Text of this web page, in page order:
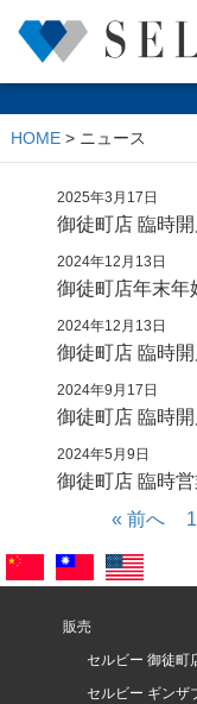
HOME> ニュース
2025年3月17日
御徒町店 臨時
2024年12月13日
御徒町店年末年
2024年12月13日
御徒町店 臨時
2024年9月17日
御徒町店 臨時
2024年5月9日
御徒町店 臨時
« 前へ
1
販売
セルビー 御徒町
セルビー ギンザ